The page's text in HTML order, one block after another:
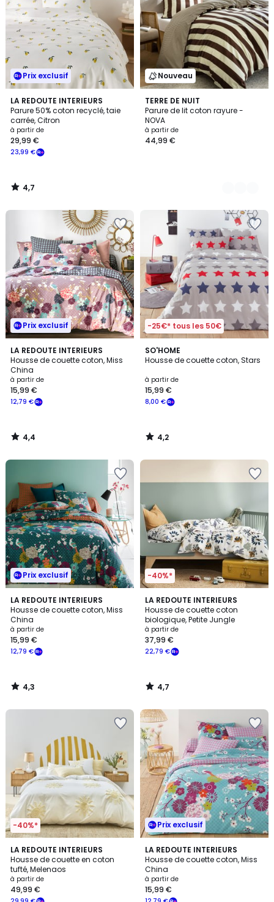
Prix exclusif
LA REDOUTE INTERIEURS
Parure 50% coton recyclé, taie
carrée, Citron
à partir de
23,99 €
29,99 €
4,7
/ 5
4,7
/
Nouveau
TERRE DE NUIT
Parure de lit coton rayure -
NOVA
à partir de
44,99 €
2
Couleurs
Prix exclusif
LA REDOUTE INTERIEURS
Housse de couette coton, Miss
China
à partir de
12,79 €
15,99 €
4,4
/ 5
4,4
/
-25€* tous les 50€
SO'HOME
Housse de couette coton, Stars
à partir de
8,00 €
15,99 €
4,2
/ 5
4,2
/
Prix exclusif
LA REDOUTE INTERIEURS
Housse de couette coton, Miss
China
à partir de
12,79 €
15,99 €
4,3
/ 5
4,3
/
-40%*
LA REDOUTE INTERIEURS
Housse de couette coton
biologique, Petite Jungle
à partir de
22,79 €
37,99 €
4,7
/ 5
4,7
/
-40%*
LA REDOUTE INTERIEURS
Housse de couette en coton
tufté, Melenaos
à partir de
49,99 €
4,6
/ 5
Prix exclusif
LA REDOUTE INTERIEURS
Housse de couette coton, Miss
China
à partir de
15,99 €
4,2
/ 5